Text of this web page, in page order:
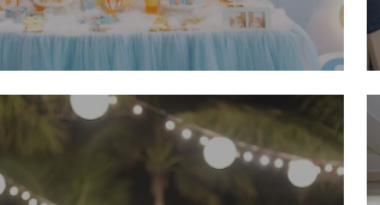
nghiệp về sự kiện hoành tráng và ý nghĩa
chu đáo, kĩ lưỡng đến từng chi tiết